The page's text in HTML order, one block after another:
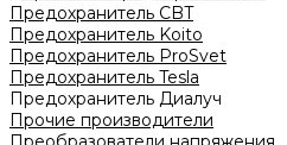
Предохранитель CBT
Предохранитель Koito
Предохранитель ProSvet
Предохранитель Tesla
Предохранитель Диалуч
Прочие производители